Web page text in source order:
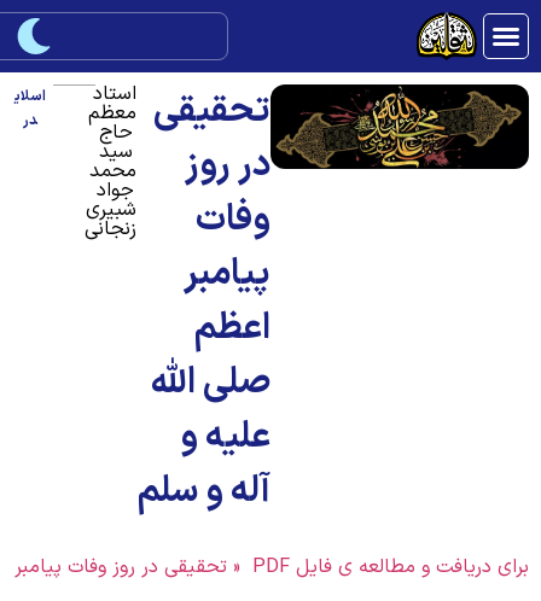
تحقیقی
در روز
وفات
پیامبر
اعظم
صلی الله
علیه و
آله و سلم
استاد
معظم
حاج
سید
محمد
جواد
شبیری
زنجانی
اسلای
در
برای دریافت و مطالعه ی فایل PDF « تحقیقی در روز وفات پیامبر